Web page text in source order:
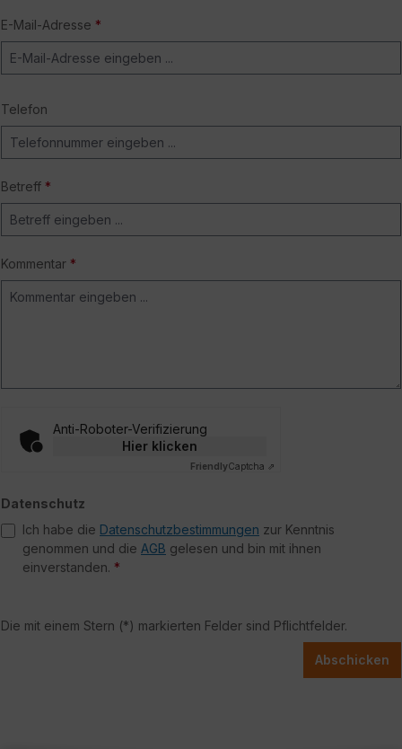
E-Mail-Adresse *
Telefon
Betreff *
Kommentar *
Anti-Roboter-Verifizierung
Hier klicken
FriendlyCaptcha ⇗
Datenschutz
Ich habe die Datenschutzbestimmungen zur Kenntnis
genommen und die AGB gelesen und bin mit ihnen
einverstanden. *
Die mit einem Stern (*) markierten Felder sind Pflichtfelder.
Abschicken